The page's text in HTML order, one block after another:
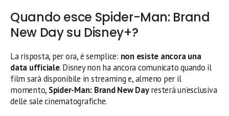
Quando esce Spider-Man: Brand
New Day su Disney+?
La risposta, per ora, è semplice: non esiste ancora una
data ufficiale. Disney non ha ancora comunicato quando il
film sarà disponibile in streaming e, almeno per il
momento, Spider-Man: Brand New Dayresterà un’esclusiva
delle sale cinematografiche.